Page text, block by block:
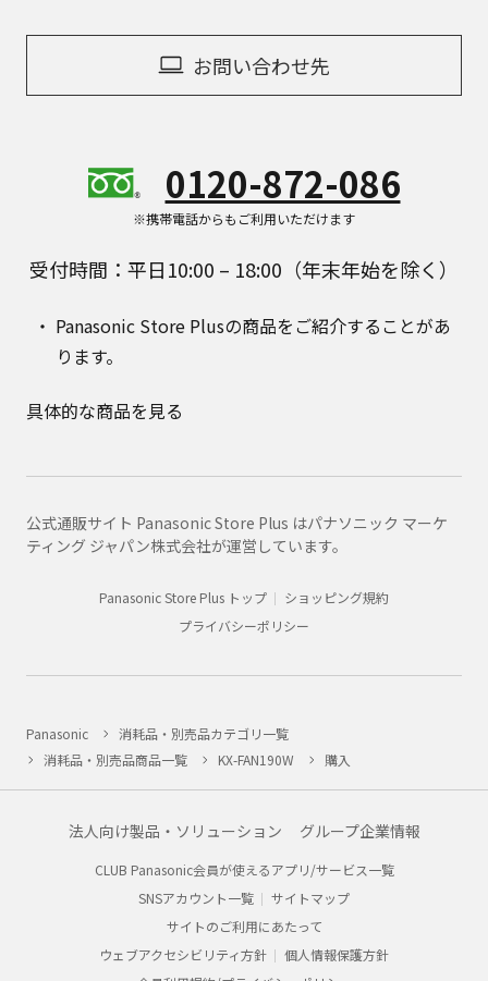
お問い合わせ先
0120-872-086
※携帯電話からもご利用いただけます
受付時間：平日10:00 – 18:00（年末年始を除く）
Panasonic Store Plusの商品をご紹介することがあ
ります。
具体的な商品を見る
公式通販サイト Panasonic Store Plus はパナソニック マーケ
ティング ジャパン株式会社が運営しています。
Panasonic Store Plus トップ
ショッピング規約
プライバシーポリシー
Panasonic
消耗品・別売品カテゴリ一覧
消耗品・別売品商品一覧
KX-FAN190W 購入
法人向け製品・ソリューション グループ企業情報
CLUB Panasonic会員が使えるアプリ/サービス一覧
SNSアカウント一覧
サイトマップ
サイトのご利用にあたって
ウェブアクセシビリティ方針
個人情報保護方針